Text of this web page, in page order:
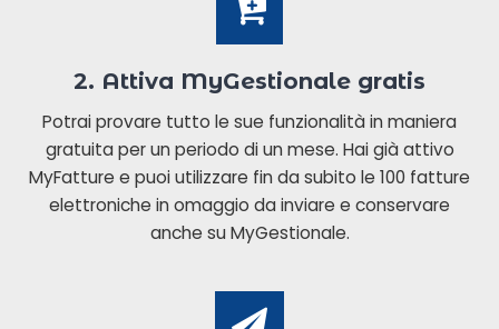
2. Attiva MyGestionale gratis
Potrai provare tutto le sue funzionalità in maniera
gratuita per un periodo di un mese. Hai già attivo
MyFatture e puoi utilizzare fin da subito le 100 fatture
elettroniche in omaggio da inviare e conservare
anche su MyGestionale.